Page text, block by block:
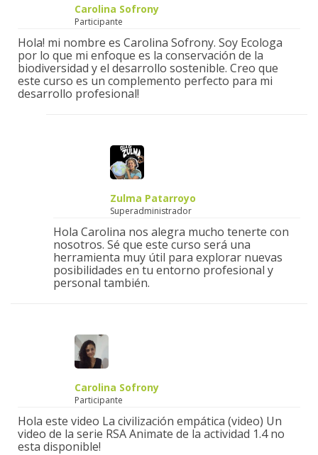
Carolina Sofrony
Participante
Hola! mi nombre es Carolina Sofrony. Soy Ecologa
por lo que mi enfoque es la conservación de la
biodiversidad y el desarrollo sostenible. Creo que
este curso es un complemento perfecto para mi
desarrollo profesional!
Zulma Patarroyo
Superadministrador
Hola Carolina nos alegra mucho tenerte con
nosotros. Sé que este curso será una
herramienta muy útil para explorar nuevas
posibilidades en tu entorno profesional y
personal también.
Carolina Sofrony
Participante
Hola este video La civilización empática (video) Un
video de la serie RSA Animate de la actividad 1.4 no
esta disponible!